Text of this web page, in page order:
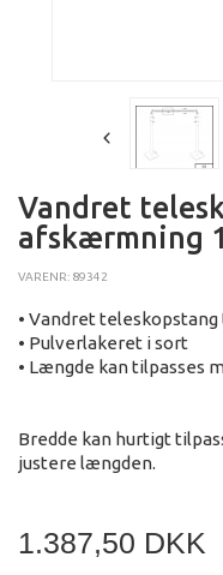
Vandret
afskærmning
VARENR: 89342
• Vandret
• Pulverlakeret i sort
• Længde kan tilpasses
Bredde kan hurtigt
justere længden.
1.387,50 DKK